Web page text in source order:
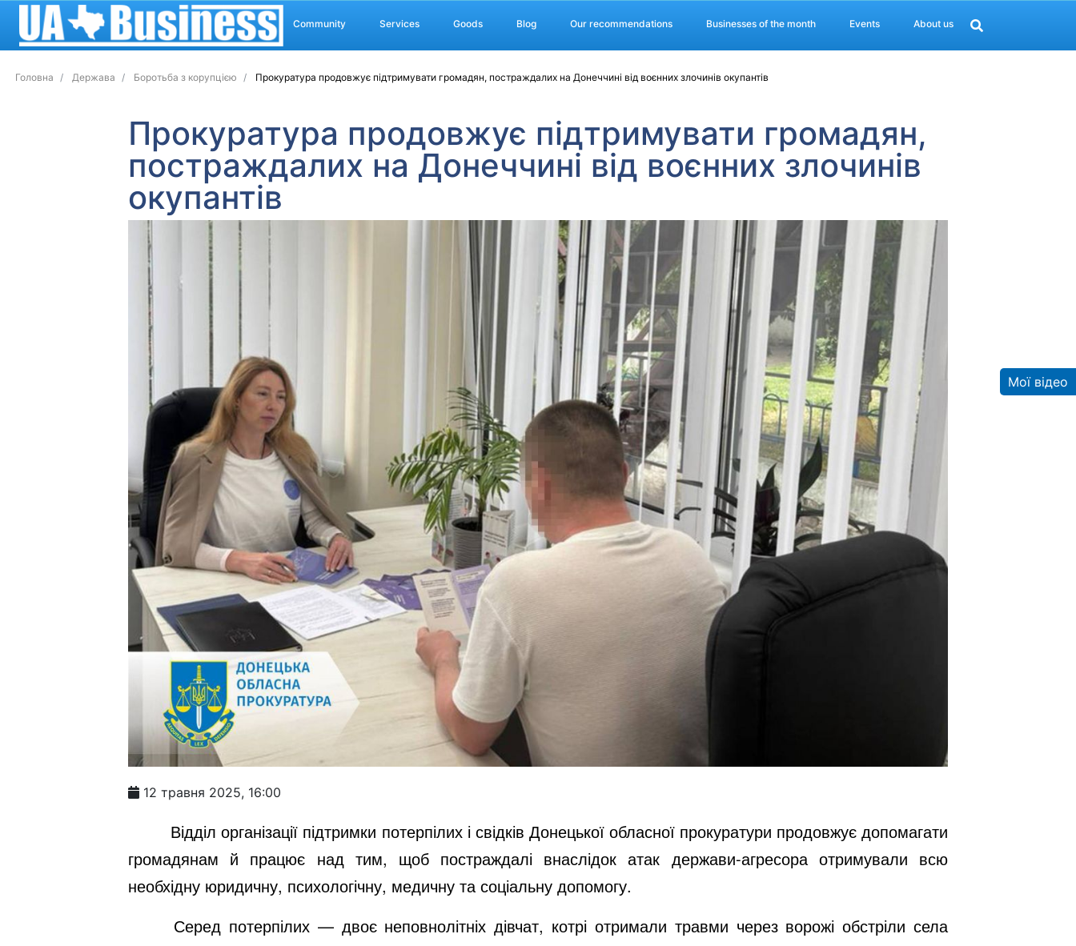
Community Services Goods Blog Our recommendations Businesses of the month Events About us
Головна Держава Боротьба з корупцією Прокуратура продовжує підтримувати громадян, постраждалих на Донеччині від воєнних злочинів окупантів
Прокуратура продовжує підтримувати громадян,
постраждалих на Донеччині від воєнних злочинів
окупантів
12 травня 2025, 16:00
Відділ організації підтримки потерпілих і свідків Донецької обласної прокуратури продовжує допомагати
громадянам й працює над тим, щоб постраждалі внаслідок атак держави-агресора отримували всю
необхідну юридичну, психологічну, медичну та соціальну допомогу.
Серед потерпілих — двоє неповнолітніх дівчат, котрі отримали травми через ворожі обстріли села
Мої відео